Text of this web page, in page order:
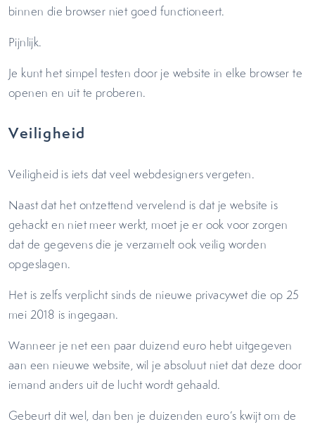
binnen die browser niet goed functioneert.
Pijnlijk.
Je kunt het simpel testen door je website in elke browser te
openen en uit te proberen.
Veiligheid
Veiligheid is iets dat veel webdesigners vergeten.
Naast dat het ontzettend vervelend is dat je website is
gehackt en niet meer werkt, moet je er ook voor zorgen
dat de gegevens die je verzamelt ook veilig worden
opgeslagen.
Het is zelfs verplicht sinds de nieuwe privacywet die op 25
mei 2018 is ingegaan.
Wanneer je net een paar duizend euro hebt uitgegeven
aan een nieuwe website, wil je absoluut niet dat deze door
iemand anders uit de lucht wordt gehaald.
Gebeurt dit wel, dan ben je duizenden euro’s kwijt om de